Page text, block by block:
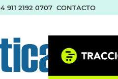
911 2192 0707 CONTACTO